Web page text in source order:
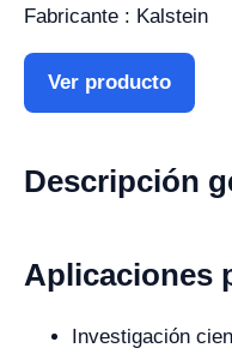
Fabricante : Kalstein
Ver producto
Descripción
Aplicaciones
Investigación